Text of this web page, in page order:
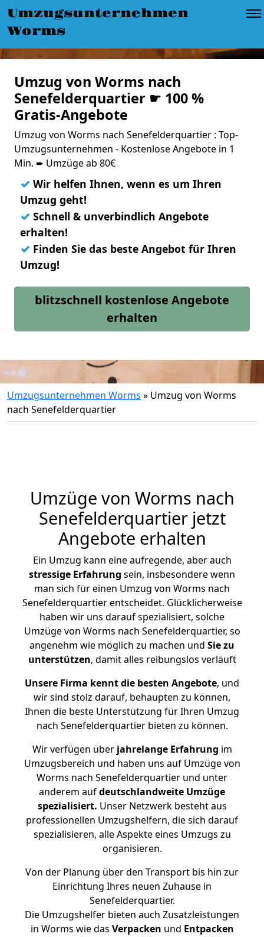
Umzugsunternehmen
Worms
Umzug von Worms nach
Senefelderquartier ☛ 100 %
Gratis-Angebote
Umzug von Worms nach Senefelderquartier : Top-
Umzugsunternehmen - Kostenlose Angebote in 1
Min. ➨ Umzüge ab 80€
✓ Wir helfen Ihnen, wenn es um Ihren
Umzug geht!
✓ Schnell & unverbindlich Angebote
erhalten!
✓ Finden Sie das beste Angebot für Ihren
Umzug!
blitzschnell kostenlose Angebote
erhalten
Umzugsunternehmen Worms » Umzug von Worms
nach Senefelderquartier
Umzüge von Worms nach
Senefelderquartier jetzt
Angebote erhalten
Ein Umzug kann eine aufregende, aber auch
stressige Erfahrung sein, insbesondere wenn
man sich für einen Umzug von Worms nach
Senefelderquartier entscheidet. Glücklicherweise
haben wir uns darauf spezialisiert, solche
Umzüge von Worms nach Senefelderquartier, so
angenehm wie möglich zu machen und Sie zu
unterstützen, damit alles reibungslos verläuft
Unsere Firma kennt die besten Angebote, und
wir sind stolz darauf, behaupten zu können,
Ihnen die beste Unterstützung für Ihren Umzug
nach Senefelderquartier bieten zu können.
Wir verfügen überjahrelange Erfahrung im
Umzugsbereich und haben uns auf Umzüge von
Worms nach Senefelderquartier und unter
anderem aufdeutschlandweite Umzüge
spezialisiert. Unser Netzwerk besteht aus
professionellen Umzugshelfern, die sich darauf
spezialisieren, alle Aspekte eines Umzugs zu
organisieren.
Von der Planung über den Transport bis hin zur
Einrichtung Ihres neuen Zuhause in
Senefelderquartier.
Die Umzugshelfer bieten auch Zusatzleistungen
in Worms wie das Verpacken und Entpacken